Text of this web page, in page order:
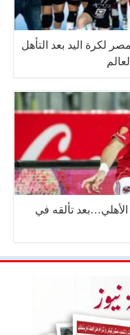
لكرة اليد بعد التأهل
تألقه في